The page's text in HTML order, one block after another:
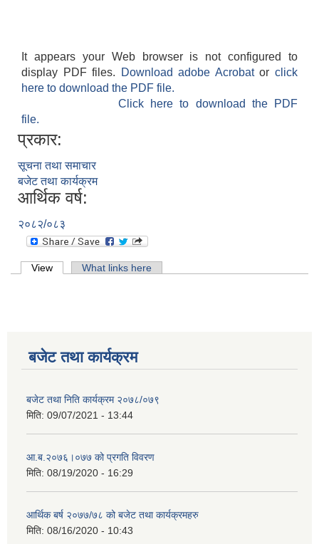
It appears your Web browser is not configured to
display PDF files.
Download adobe Acrobatorclick
here to download the PDF file.
Click here to download the PDF
file.
प्रकार:
सूचना तथा समाचार
बजेट तथा कार्यक्रम
आर्थिक वर्ष:
२०८२/०८३
Primary tabs
View (active tab)What links here
बजेट तथा कार्यक्रम
बजेट तथा निति कार्यक्रम २०७८/०७९
मिति: 09/07/2021 - 13:44
आ.ब.२०७६।०७७ को प्रगति विवरण
मिति: 08/19/2020 - 16:29
आर्थिक बर्ष २०७७/७८ को बजेट तथा कार्यक्रमहरु
मिति: 08/16/2020 - 10:43